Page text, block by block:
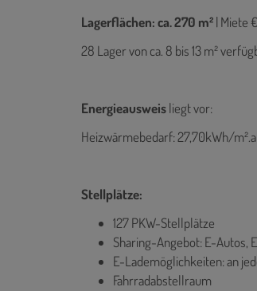
Lagerflächen: ca. 270 m²|Miete
28 Lager von ca. 8 bis 13 m²
Energieausweisliegt vor:
Heizwärmebedarf: 27,70kWh/m².a
Stellplätze:
127 PKW-Stellplätze
Sharing-Angebot: E-Autos,
E-Lademöglichkeiten: an
Fahrradabstellraum